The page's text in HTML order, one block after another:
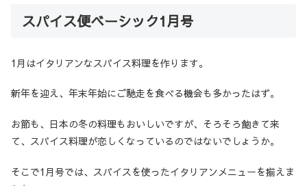
スパイス便ベーシック1月号
1月はイタリアンなスパイス料理を作ります。
新年を迎え、年末年始にご馳走を食べる機会も多かったはず。
お節も、日本の冬の料理もおいしいですが、そろそろ飽きて来
て、スパイス料理が恋しくなっているのではないでしょうか。
そこで1月号では、スパイスを使ったイタリアンメニューを揃えま